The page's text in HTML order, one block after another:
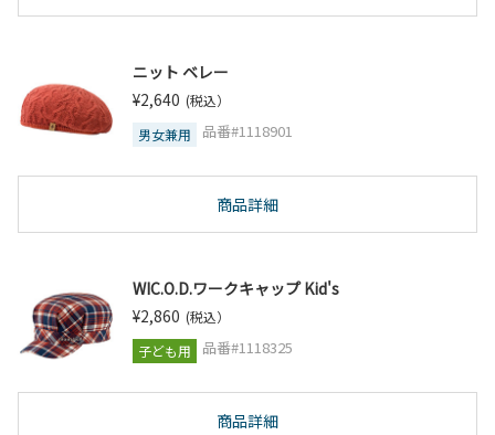
ニット ベレー
¥2,640 (税込）
男女兼用
品番#1118901
商品詳細
WIC.O.D.ワークキャップ Kid's
¥2,860 (税込）
子ども用
品番#1118325
商品詳細